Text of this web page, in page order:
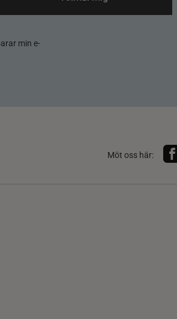
min e-
Möt oss här: